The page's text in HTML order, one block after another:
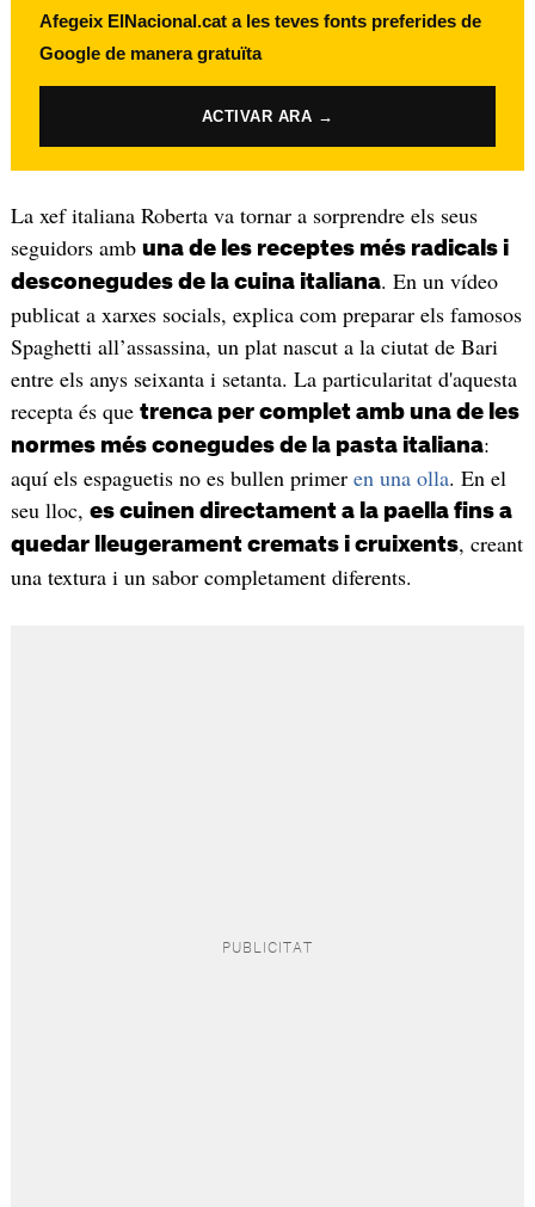
Afegeix ElNacional.cat a les teves fonts preferides de
Google de manera gratuïta
ACTIVAR ARA →
La xef italiana Roberta va tornar a sorprendre els seus
seguidors amb una de les receptes més radicals i
desconegudes de la cuina italiana. En un vídeo
publicat a xarxes socials, explica com preparar els famosos
Spaghetti all’assassina, un plat nascut a la ciutat de Bari
entre els anys seixanta i setanta. La particularitat d'aquesta
recepta és que trenca per complet amb una de les
normes més conegudes de la pasta italiana:
aquí els espaguetis no es bullen primer en una olla. En el
seu lloc, es cuinen directament a la paella fins a
quedar lleugerament cremats i cruixents, creant
una textura i un sabor completament diferents.